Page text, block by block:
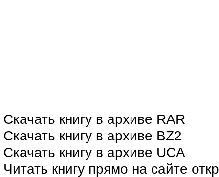
Скачать книгу в архиве RAR
Скачать книгу в архиве BZ2
Скачать книгу в архиве UCA
Читать книгу прямо на сайте